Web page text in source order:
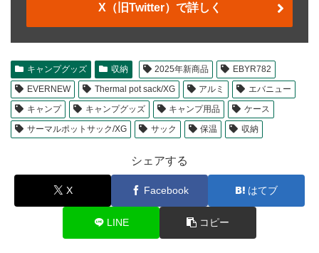
X（旧Twitter）で詳しく
キャンプグッズ 収納 2025年新商品
EBYR782
EVERNEW
Thermal pot sack/XG アルミ
エバニュー
キャンプ
キャンプグッズ キャンプ用品
ケース
サーマルポットサック/XG
サック 保温 収納
シェアする
X Facebook はてブ
LINE コピー